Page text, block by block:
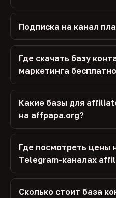
Подписка на канал
Где скачать базу
маркетинга
Какие базы для
на affpapa.org?
Где посмотреть цены
Telegram-каналах
Сколько стоит база